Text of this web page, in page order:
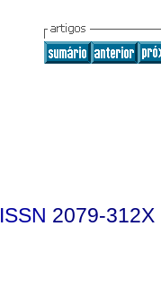
ISSN 2079-312X